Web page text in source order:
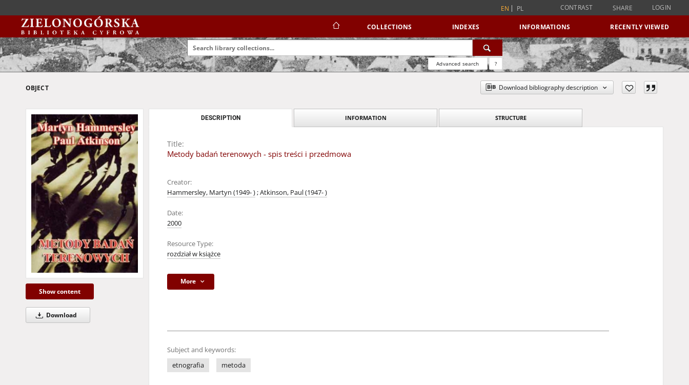
EN PL CONTRAST SHARE LOGIN
COLLECTIONS INDEXES INFORMATIONS RECENTLY VIEWED
Advanced search ?
OBJECT Download bibliography description
Show content
Download
DESCRIPTION INFORMATION STRUCTURE
Title:
Metody badań terenowych - spis treści i przedmowa
Creator:
Hammersley, Martyn (1949- );Atkinson, Paul (1947- )
Date:
2000
Resource Type:
rozdział w książce
More
Subject and keywords:
etnografia
metoda